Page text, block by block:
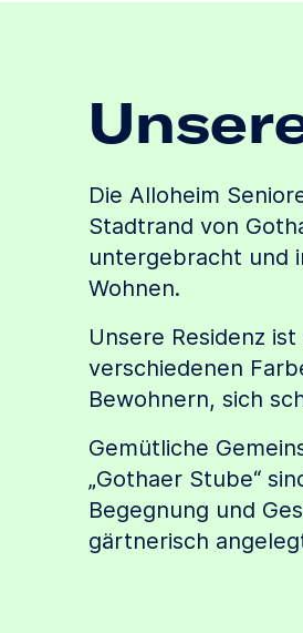
Die Alloheim
Stadtrand von
untergebracht und
Wohnen.
Unsere Residenz
verschiedenen
Bewohnern, sich
Gemütliche
„Gothaer Stube“
Begegnung und
gärtnerisch